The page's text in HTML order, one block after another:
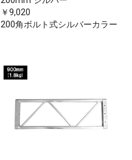
￥9,020
200角ボルト式シルバーカラー